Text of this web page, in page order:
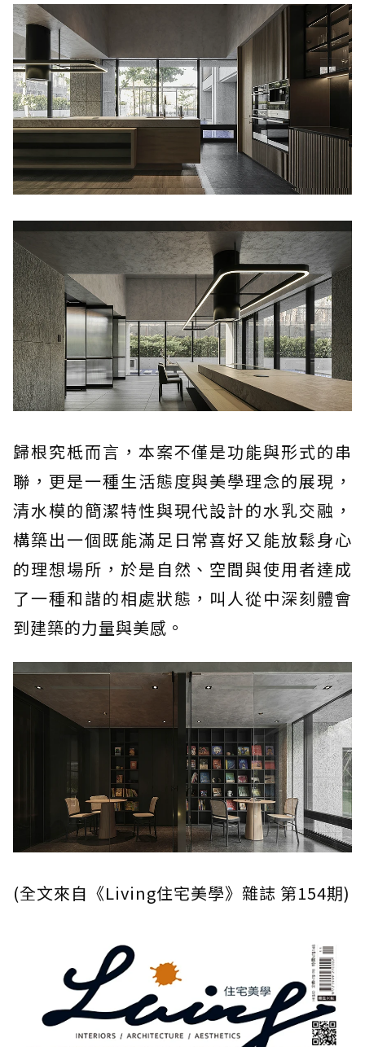
歸根究柢而言，本案不僅是功能與形式的串
聯，更是一種生活態度與美學理念的展現，
清水模的簡潔特性與現代設計的水乳交融，
構築出一個既能滿足日常喜好又能放鬆身心
的理想場所，於是自然、空間與使用者達成
了一種和諧的相處狀態，叫人從中深刻體會
到建築的力量與美感。
(全文來自《Living住宅美學》雜誌 第154期)